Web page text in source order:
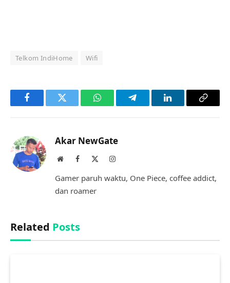
Telkom IndiHome Wifi
FacebookTwitter WhatsAppTelegramLinkedInCopy
Akar NewGate
WebsiteFacebook Instagram
Gamer paruh waktu, One Piece, coffee addict,
dan roamer
Related Posts